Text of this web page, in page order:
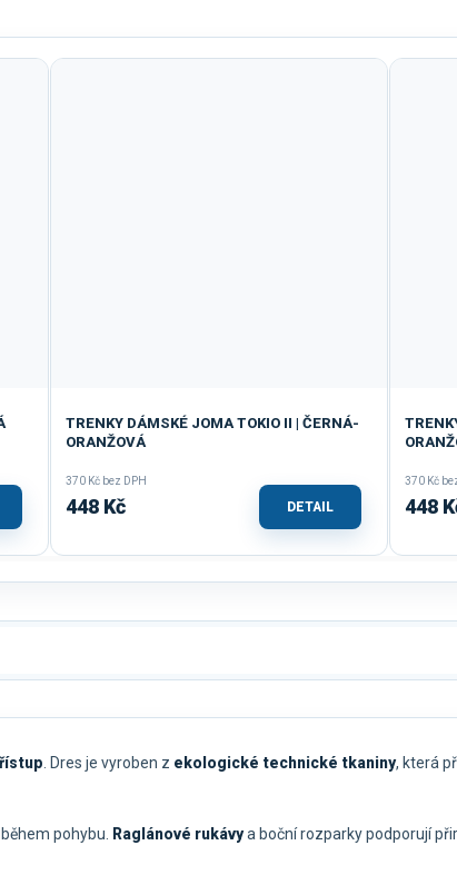
TRENKY DÁMSKÉ JOMA TOKIO II | ČERNÁ-
ORANŽOVÁ
370 Kč bez DPH
448 Kč DETAIL
370 Kč
448
. Dres je vyroben z ekologické technické tkaniny, která
pohybu. Raglánové rukávya boční rozparky podporují